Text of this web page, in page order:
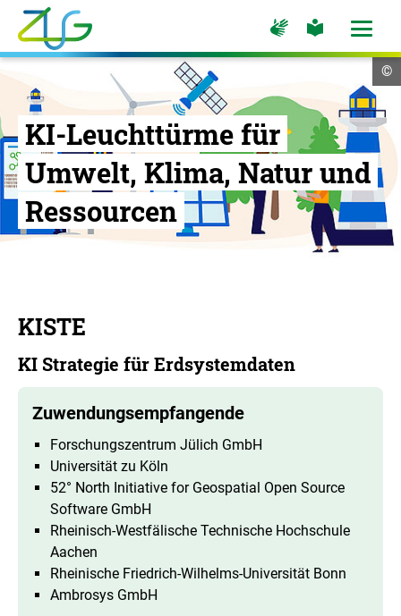
Zum
Hauptinhalt
springen
Logo
Umwelt
Gesellschaft
-
Zur
Startseite
Zur
Seite
Gebärdensprache
Zur
Seite
leichte
Menü
KI-Leuchttürme für
Umwelt, Klima, Natur und
Ressourcen
©
KISTE
KI Strategie für Erdsystemdaten
Zuwendungsempfangende
Forschungszentrum Jülich GmbH
Universität zu Köln
52° North Initiative for Geospatial Open Source
Software GmbH
Rheinisch-Westfälische Technische Hochschule
Aachen
Rheinische Friedrich-Wilhelms-Universität Bonn
Ambrosys GmbH